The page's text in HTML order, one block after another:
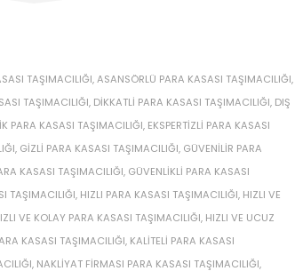
TAŞIMACILIĞI,ASANSÖRLÜ PARA KASASI TAŞIMACILIĞI,
TAŞIMACILIĞI, DIKKATLI PARA KASASI TAŞIMACILIĞI, DIŞ
PARA KASASI TAŞIMACILIĞI, EKSPERTIZLI PARA KASASI
, GIZLI PARA KASASI TAŞIMACILIĞI, GÜVENILIR PARA
KASASI TAŞIMACILIĞI, GÜVENLIKLI PARA KASASI
TAŞIMACILIĞI, HIZLI PARA KASASI TAŞIMACILIĞI, HIZLI VE
VE KOLAY PARA KASASI TAŞIMACILIĞI, HIZLI VE UCUZ
KASASI TAŞIMACILIĞI, KALITELI PARA KASASI
, NAKLIYAT FIRMASI PARA KASASI TAŞIMACILIĞI,